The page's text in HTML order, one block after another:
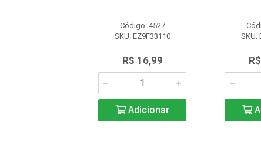
Código: 4527
SKU: EZ9F33110
R$ 16,99
Adicionar
SKU: